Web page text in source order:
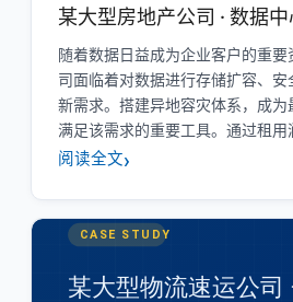
某大型房地产公司 · 数据
随着数据日益成为企业客户的重
司面临着对数据进行存储扩容、
新需求。搭建异地容灾体系，成为
满足该需求的重要工具。通过租用
阅读全文